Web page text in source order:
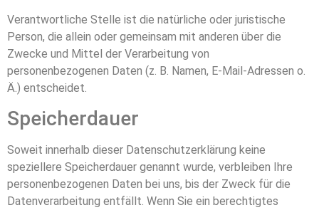
Verantwortliche Stelle ist die natürliche oder juristische
Person, die allein oder gemeinsam mit anderen über die
Zwecke und Mittel der Verarbeitung von
personenbezogenen Daten (z. B. Namen, E-Mail-Adressen o.
Ä.) entscheidet.
Speicherdauer
Soweit innerhalb dieser Datenschutzerklärung keine
speziellere Speicherdauer genannt wurde, verbleiben Ihre
personenbezogenen Daten bei uns, bis der Zweck für die
Datenverarbeitung entfällt. Wenn Sie ein berechtigtes